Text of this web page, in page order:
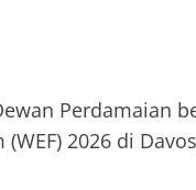
Perdamaian
2026 di